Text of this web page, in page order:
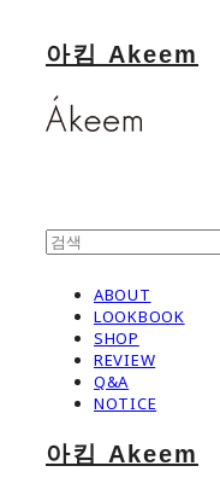
아킴 Akeem
ABOUT
LOOKBOOK
SHOP
REVIEW
Q&A
NOTICE
아킴 Akeem